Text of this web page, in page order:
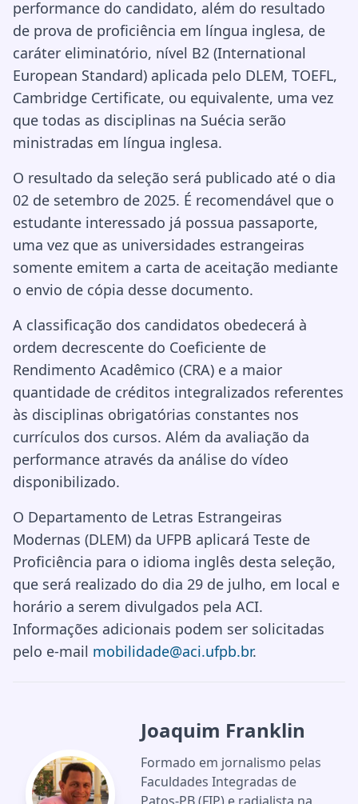
performance do candidato, além do resultado
de prova de proficiência em língua inglesa, de
caráter eliminatório, nível B2 (International
European Standard) aplicada pelo DLEM, TOEFL,
Cambridge Certificate, ou equivalente, uma vez
que todas as disciplinas na Suécia serão
ministradas em língua inglesa.
O resultado da seleção será publicado até o dia
02 de setembro de 2025. É recomendável que o
estudante interessado já possua passaporte,
uma vez que as universidades estrangeiras
somente emitem a carta de aceitação mediante
o envio de cópia desse documento.
A classificação dos candidatos obedecerá à
ordem decrescente do Coeficiente de
Rendimento Acadêmico (CRA) e a maior
quantidade de créditos integralizados referentes
às disciplinas obrigatórias constantes nos
currículos dos cursos. Além da avaliação da
performance através da análise do vídeo
disponibilizado.
O Departamento de Letras Estrangeiras
Modernas (DLEM) da UFPB aplicará Teste de
Proficiência para o idioma inglês desta seleção,
que será realizado do dia 29 de julho, em local e
horário a serem divulgados pela ACI.
Informações adicionais podem ser solicitadas
pelo e-mail mobilidade@aci.ufpb.br.
Joaquim Franklin
Formado em jornalismo pelas
Faculdades Integradas de